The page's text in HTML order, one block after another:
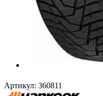
Артикул: 360811